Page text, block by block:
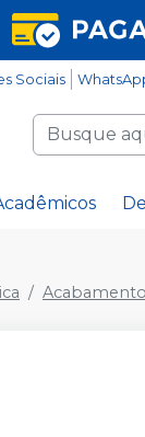
Sociais